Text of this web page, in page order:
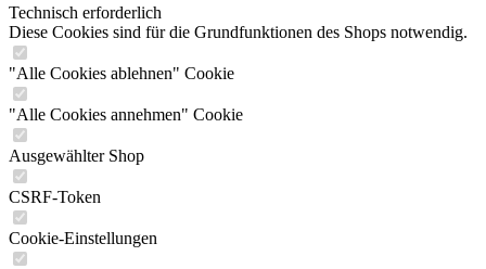
Technisch erforderlich
Diese Cookies sind für die Grundfunktionen des Shops notwendig.
"Alle Cookies ablehnen" Cookie
"Alle Cookies annehmen" Cookie
Ausgewählter Shop
CSRF-Token
Cookie-Einstellungen